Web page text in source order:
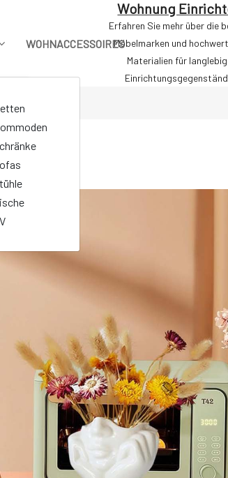
WOHNACCESSOIRES
Wohnung
Erfahren Sie mehr über die
Möbelmarken und
Materialien für